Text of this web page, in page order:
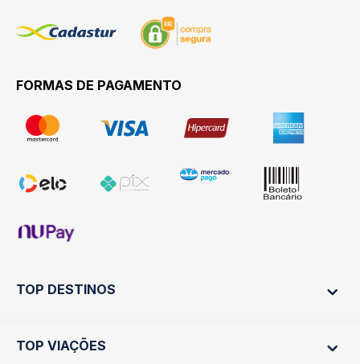
FORMAS DE PAGAMENTO
TOP DESTINOS
Ônibus Rio de Janeiro
TOP VIAÇÕES